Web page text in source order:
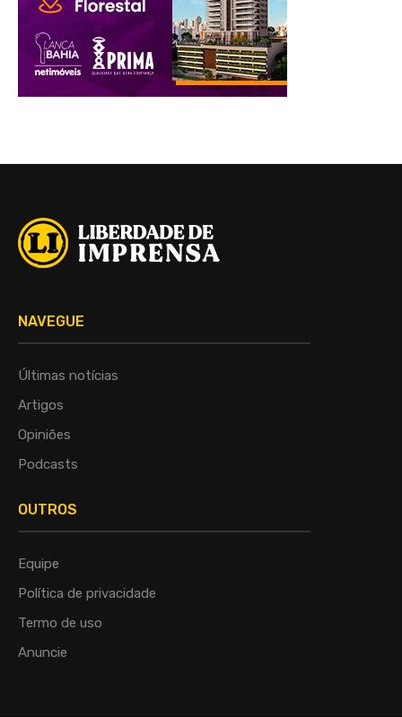
NAVEGUE
Últimas notícias
Artigos
Opiniões
Podcasts
OUTROS
Equipe
Política de privacidade
Termo de uso
Anuncie